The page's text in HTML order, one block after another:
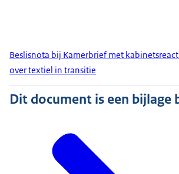
Beslisnota bij Kamerbrief met
over textiel in transitie
Dit document is een bijlage